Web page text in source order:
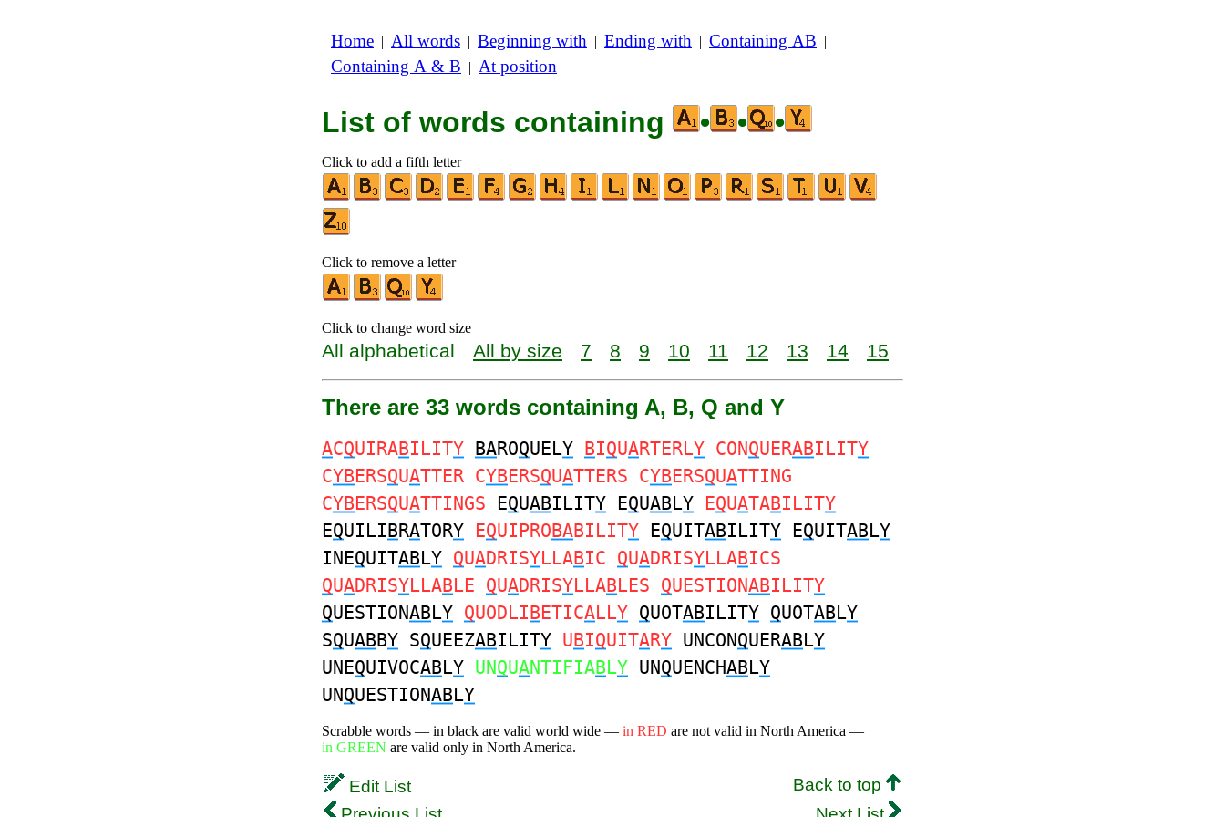
Home | All words | Beginning with | Ending with | Containing AB |
Containing A & B | At position
List of words containing • • •
Click to add a fifth letter
Click to remove a letter
Click to change word size
All alphabetical All by size 7 8 9 10 11 12 13 14 15
There are 33 words containing A, B, Q and Y
ACQUIRABILITY BAROQUELY BIQUARTERLY CONQUERABILITY
CYBERSQUATTER CYBERSQUATTERS CYBERSQUATTING
CYBERSQUATTINGS EQUABILITY EQUABLY EQUATABILITY
EQUILIBRATORY EQUIPROBABILITY EQUITABILITY EQUITABLY
INEQUITABLY QUADRISYLLABIC QUADRISYLLABICS
QUADRISYLLABLE QUADRISYLLABLES QUESTIONABILITY
QUESTIONABLY QUODLIBETICALLY QUOTABILITY QUOTABLY
SQUABBY SQUEEZABILITY UBIQUITARY UNCONQUERABLY
UNEQUIVOCABLY UNQUANTIFIABLY UNQUENCHABLY
UNQUESTIONABLY
Scrabble words — in black are valid world wide — in RED are not valid in North America —
in GREEN are valid only in North America.
Edit List
Back to top